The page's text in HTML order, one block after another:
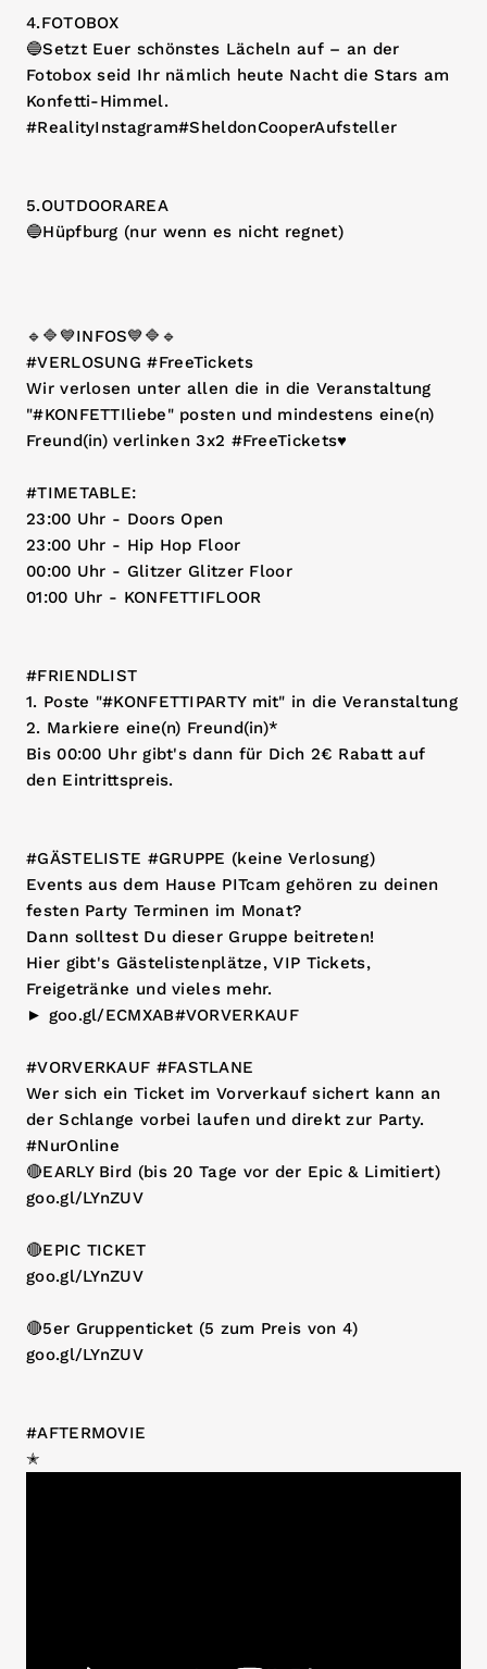
4.FOTOBOX
🔵Setzt Euer schönstes Lächeln auf – an der
Fotobox seid Ihr nämlich heute Nacht die Stars am
Konfetti-Himmel.
#RealityInstagram#SheldonCooperAufsteller
5.OUTDOORAREA
🔵Hüpfburg (nur wenn es nicht regnet)
🔹🔷💙INFOS💙🔷🔹
#VERLOSUNG #FreeTickets
Wir verlosen unter allen die in die Veranstaltung
"#KONFETTIliebe" posten und mindestens eine(n)
Freund(in) verlinken 3x2 #FreeTickets♥️
#TIMETABLE:
23:00 Uhr - Doors Open
23:00 Uhr - Hip Hop Floor
00:00 Uhr - Glitzer Glitzer Floor
01:00 Uhr - KONFETTIFLOOR
#FRIENDLIST
1. Poste "#KONFETTIPARTY mit" in die Veranstaltung
2. Markiere eine(n) Freund(in)*
Bis 00:00 Uhr gibt's dann für Dich 2€ Rabatt auf
den Eintrittspreis.
#GÄSTELISTE #GRUPPE (keine Verlosung)
Events aus dem Hause PITcam gehören zu deinen
festen Party Terminen im Monat?
Dann solltest Du dieser Gruppe beitreten!
Hier gibt's Gästelistenplätze, VIP Tickets,
Freigetränke und vieles mehr.
► goo.gl/ECMXAB#VORVERKAUF
#VORVERKAUF #FASTLANE
Wer sich ein Ticket im Vorverkauf sichert kann an
der Schlange vorbei laufen und direkt zur Party.
#NurOnline
🔴EARLY Bird (bis 20 Tage vor der Epic & Limitiert)
goo.gl/LYnZUV
🔴EPIC TICKET
goo.gl/LYnZUV
🔴5er Gruppenticket (5 zum Preis von 4)
goo.gl/LYnZUV
#AFTERMOVIE
✭